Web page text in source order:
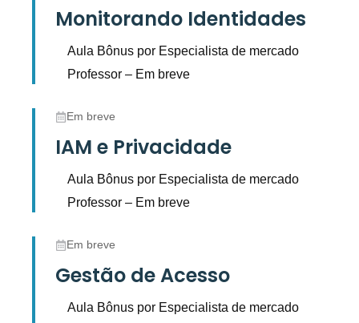
Monitorando Identidades
Aula Bônus por Especialista de mercado
Professor – Em breve
Em breve
IAM e Privacidade
Aula Bônus por Especialista de mercado
Professor – Em breve
Em breve
Gestão de Acesso
Aula Bônus por Especialista de mercado